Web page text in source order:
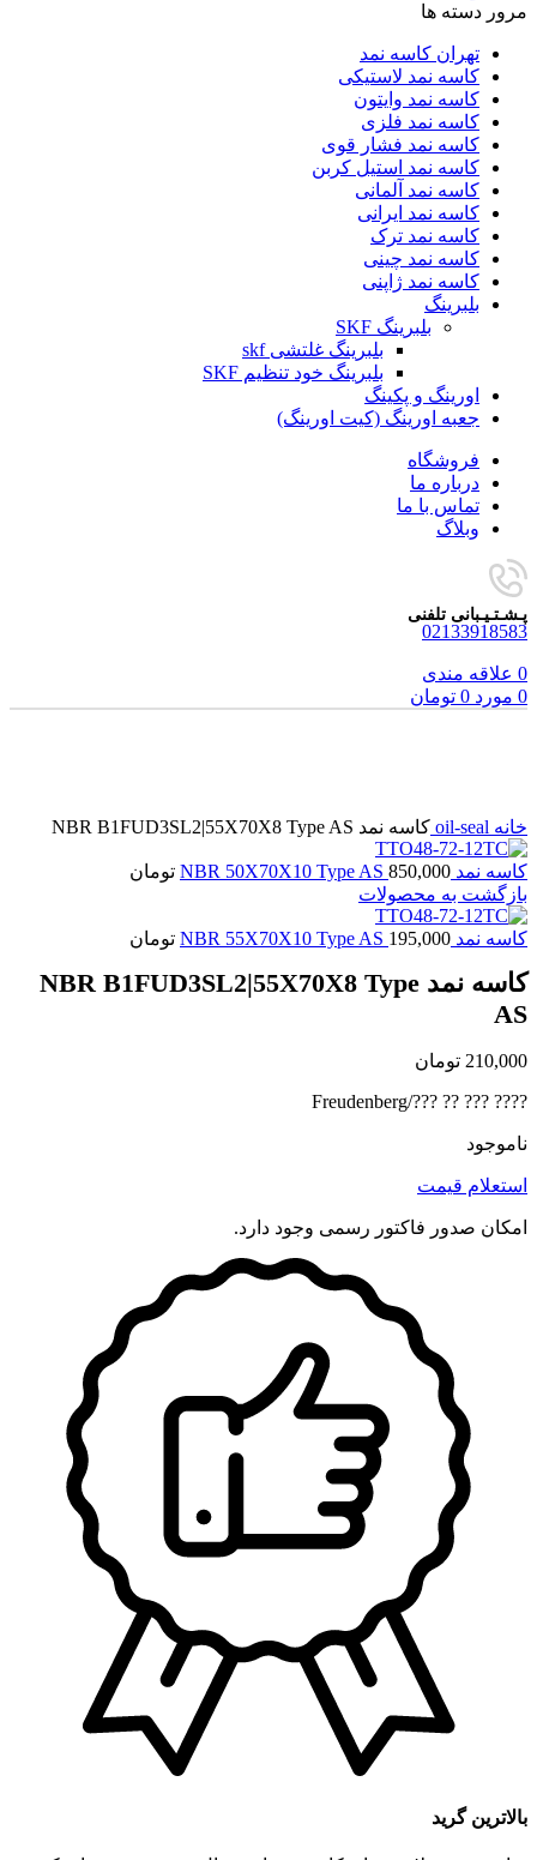
مرور دسته ها
تهران کاسه نمد
کاسه نمد لاستیکی
کاسه نمد وایتون
کاسه نمد فلزی
کاسه نمد فشار قوی
کاسه نمد استیل کربن
کاسه نمد آلمانی
کاسه نمد ایرانی
کاسه نمد ترک
کاسه نمد چینی
کاسه نمد ژاپنی
بلبرینگ
بلبرینگ SKF
بلبرینگ غلتشی skf
بلبرینگ خود تنظیم SKF
اورینگ و پکینگ
جعبه اورینگ (کیت اورینگ)
فروشگاه
درباره ما
تماس با ما
وبلاگ
پـشـتـیـبانی تلفنی
02133918583
0 علاقه مندی
0 مورد 0 تومان
خانه oil-seal کاسه نمد NBR B1FUD3SL2|55X70X8 Type AS
کاسه نمد NBR 50X70X10 Type AS 850,000
تومان
بازگشت به محصولات
کاسه نمد NBR 55X70X10 Type AS 195,000 تومان
کاسه نمد NBR B1FUD3SL2|55X70X8 Type
AS
210,000 تومان
???? ??? ?? ???/Freudenberg
ناموجود
استعلام قیمت
امکان صدور فاکتور رسمی وجود دارد.
بالاترین گرید